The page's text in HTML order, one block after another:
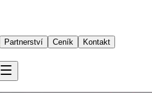
Partnerství Ceník
Kontakt